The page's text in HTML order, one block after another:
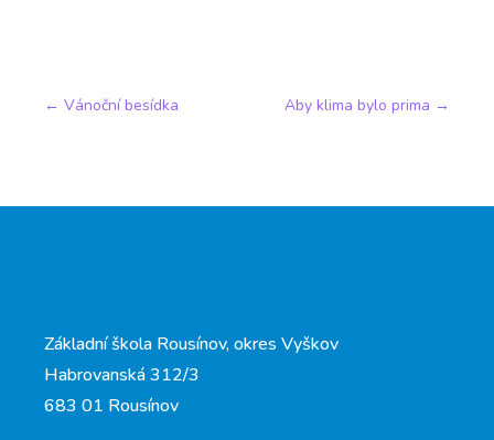
← Vánoční besídka Aby klima bylo prima →
Základní škola Rousínov, okres Vyškov
Habrovanská 312/3
683 01 Rousínov